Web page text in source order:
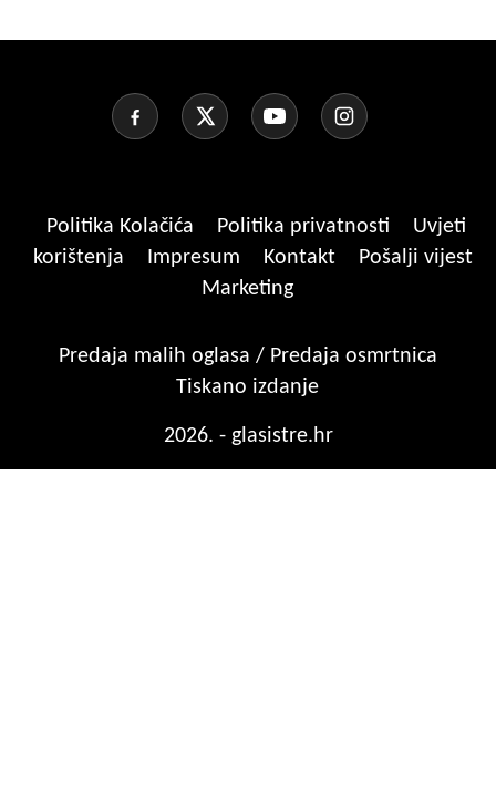
Politika Kolačića Politika privatnosti
Uvjeti
korištenja
Impresum Kontakt
Pošalji vijest
Marketing
Predaja malih oglasa / Predaja osmrtnica
Tiskano izdanje
2026. - glasistre.hr